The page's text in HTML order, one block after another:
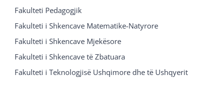
Fakulteti Pedagogjik
Fakulteti i Shkencave Matematike-Natyrore
Fakulteti i Shkencave Mjekësore
Fakulteti i Shkencave të Zbatuara
Fakulteti i Teknologjisë Ushqimore dhe të Ushqyerit